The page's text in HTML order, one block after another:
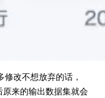
改不想放弃的话，
来的输出数据集就会